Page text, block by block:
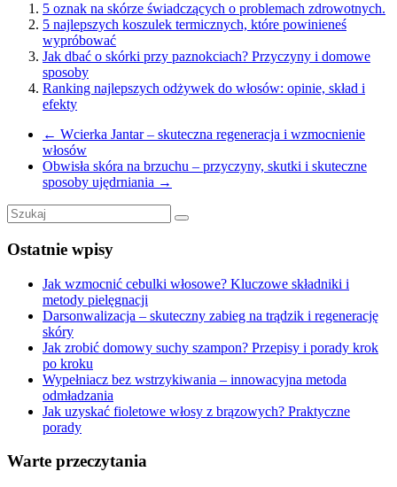
5 oznak na skórze świadczących o problemach zdrowotnych.
5 najlepszych koszulek termicznych, które powinieneś
wypróbować
Jak dbać o skórki przy paznokciach? Przyczyny i domowe
sposoby
Ranking najlepszych odżywek do włosów: opinie, skład i
efekty
← Wcierka Jantar – skuteczna regeneracja i wzmocnienie
włosów
Obwisła skóra na brzuchu – przyczyny, skutki i skuteczne
sposoby ujędrniania →
Ostatnie wpisy
Jak wzmocnić cebulki włosowe? Kluczowe składniki i
metody pielęgnacji
Darsonwalizacja – skuteczny zabieg na trądzik i regenerację
skóry
Jak zrobić domowy suchy szampon? Przepisy i porady krok
po kroku
Wypełniacz bez wstrzykiwania – innowacyjna metoda
odmładzania
Jak uzyskać fioletowe włosy z brązowych? Praktyczne
porady
Warte przeczytania